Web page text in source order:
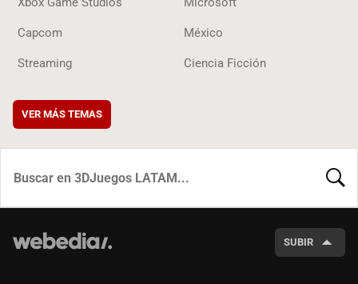
Capcom México
Streaming Ciencia Ficción
VER MÁS TEMAS
SUBIR